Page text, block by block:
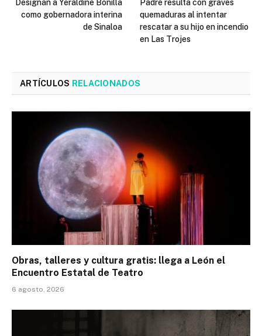
Designan a Yeraldine Bonilla
como gobernadora interina
de Sinaloa
Padre resulta con graves
quemaduras al intentar
rescatar a su hijo en incendio
en Las Trojes
ARTÍCULOS RELACIONADOS
Obras, talleres y cultura gratis: llega a León el
Encuentro Estatal de Teatro
6 agosto, 2026